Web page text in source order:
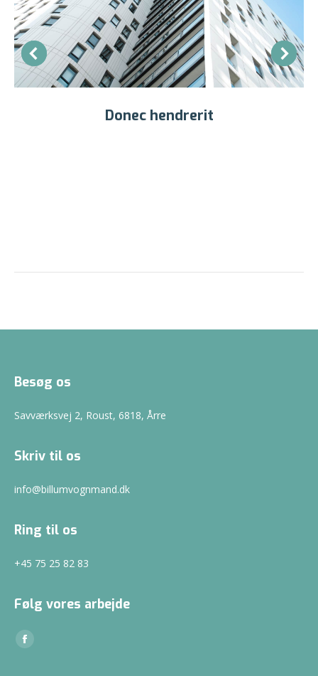
Donec hendrerit
Besøg os
Savværksvej 2, Roust, 6818, Årre
Skriv til os
info@billumvognmand.dk
Ring til os
+45 75 25 82 83
Følg vores arbejde
Find us on:
Facebook